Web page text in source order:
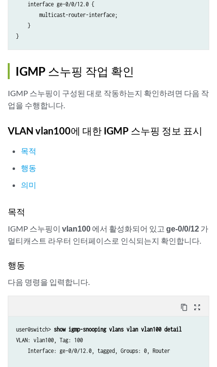
    interface ge-0/0/12.0 {
        multicast-router-interface;
    }
}
IGMP 스누핑 작업 확인
IGMP 스누핑이 구성된 대로 작동하는지 확인하려면 다음 작
업을 수행합니다.
VLAN vlan100에 대한 IGMP 스누핑 정보 표시
목적
행동
의미
목적
IGMP 스누핑이 vlan100 에서 활성화되어 있고 ge-0/0/12 가
멀티캐스트 라우터 인터페이스로 인식되는지 확인합니다.
행동
다음 명령을 입력합니다.
content_copy zoom_out_map
user@switch> show igmp-snooping vlans vlan vlan100 detail
VLAN: vlan100, Tag: 100
    Interface: ge-0/0/12.0, tagged, Groups: 0, Router